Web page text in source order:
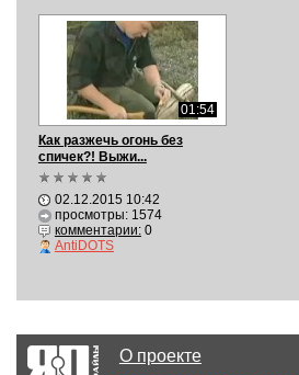
01:54
Как разжечь огонь без
спичек?! Выжи...
02.12.2015 10:42
просмотры: 1574
комментарии:0
AntiDOTS
О проекте